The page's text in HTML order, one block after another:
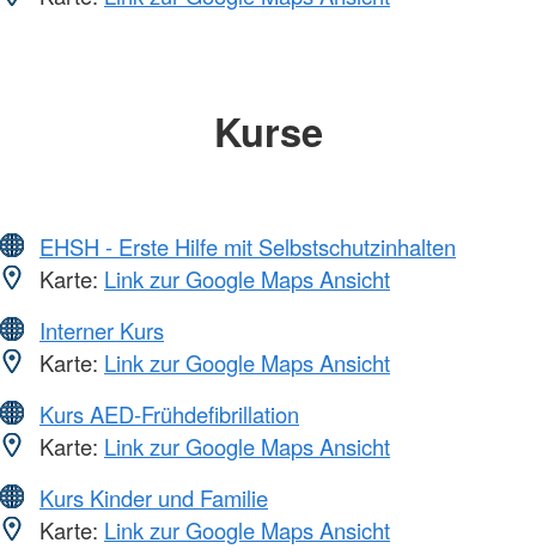
Kurse
EHSH - Erste Hilfe mit Selbstschutzinhalten
Karte: Link zur Google Maps Ansicht
Interner Kurs
Karte: Link zur Google Maps Ansicht
Kurs AED-Frühdefibrillation
Karte: Link zur Google Maps Ansicht
Kurs Kinder und Familie
Karte: Link zur Google Maps Ansicht